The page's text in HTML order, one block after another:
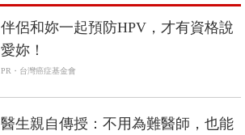
伴侶和妳一起預防HPV，才有資格說
愛妳！
PR・台灣癌症基金會
醫生親自傳授：不用為難醫師，也能